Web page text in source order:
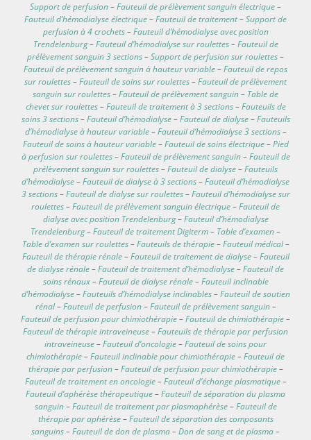
Support de perfusion–Fauteuil de prélèvement sanguin électrique–
Fauteuil d’hémodialyse électrique–Fauteuil de traitement–Support de
perfusion à 4 crochets–Fauteuil d’hémodialyse avec position
Trendelenburg–Fauteuil d’hémodialyse sur roulettes–Fauteuil de
prélèvement sanguin 3 sections–Support de perfusion sur roulettes–
Fauteuil de prélèvement sanguin à hauteur variable–Fauteuil de repos
sur roulettes–Fauteuil de soins sur roulettes–Fauteuil de prélèvement
sanguin sur roulettes–Fauteuil de prélèvement sanguin– Table de
chevet sur roulettes–Fauteuil de traitement à 3 sections–Fauteuils de
soins 3 sections–Fauteuil d’hémodialyse–Fauteuil de dialyse–Fauteuils
d’hémodialyse à hauteur variable–Fauteuil d’hémodialyse 3 sections–
Fauteuil de soins à hauteur variable–Fauteuil de soins électrique–Pied
à perfusion sur roulettes–Fauteuil de prélèvement sanguin–Fauteuil de
prélèvement sanguin sur roulettes–Fauteuil de dialyse–Fauteuils
d’hémodialyse–Fauteuil de dialyse à 3 sections–Fauteuil d’hémodialyse
3 sections–Fauteuil de dialyse sur roulettes–Fauteuil d’hémodialyse sur
roulettes–Fauteuil de prélèvement sanguin électrique–Fauteuil de
dialyse avec position Trendelenburg–Fauteuil d’hémodialyse
Trendelenburg–Fauteuil de traitement Digiterm– Table d’examen–
Table d’examen sur roulettes–Fauteuils de thérapie–Fauteuil médical–
Fauteuil de thérapie rénale–Fauteuil de traitement de dialyse–Fauteuil
de dialyse rénale–Fauteuil de traitement d’hémodialyse–Fauteuil de
soins rénaux–Fauteuil de dialyse rénale–Fauteuil inclinable
d’hémodialyse–Fauteuils d’hémodialyse inclinables–Fauteuil de soutien
rénal–Fauteuil de perfusion–Fauteuil de prélèvement sanguin–
Fauteuil de perfusion pour chimiothérapie–Fauteuil de chimiothérapie–
Fauteuil de thérapie intraveineuse–Fauteuils de thérapie par perfusion
intraveineuse–Fauteuil d’oncologie–Fauteuil de soins pour
chimiothérapie–Fauteuil inclinable pour chimiothérapie–Fauteuil de
thérapie par perfusion–Fauteuil de perfusion pour chimiothérapie–
Fauteuil de traitement en oncologie–Fauteuil d’échange plasmatique–
Fauteuil d’aphérèse thérapeutique–Fauteuil de séparation du plasma
sanguin–Fauteuil de traitement par plasmaphérèse–Fauteuil de
thérapie par aphérèse–Fauteuil de séparation des composants
sanguins–Fauteuil de don de plasma–Don de sang et de plasma–